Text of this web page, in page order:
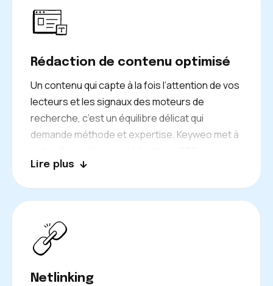
Rédaction de contenu optimisé
Un contenu qui capte à la fois l’attention de vos
lecteurs et les signaux des moteurs de
recherche, c’est un équilibre délicat qui
demande méthode et expertise. Keyweo met à
spécialisés, qui produisent des textes en
l’ensemble de vos audiences.
Lire plus
Netlinking